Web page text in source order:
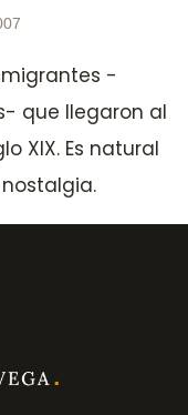
-
que llegaron al
XIX. Es natural